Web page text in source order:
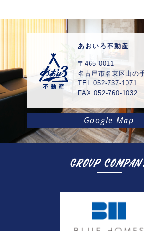
あおいろ不動産
〒465-0011
名古屋市名東区山の
TEL:052-737-1071
FAX:052-760-1032
Google Map